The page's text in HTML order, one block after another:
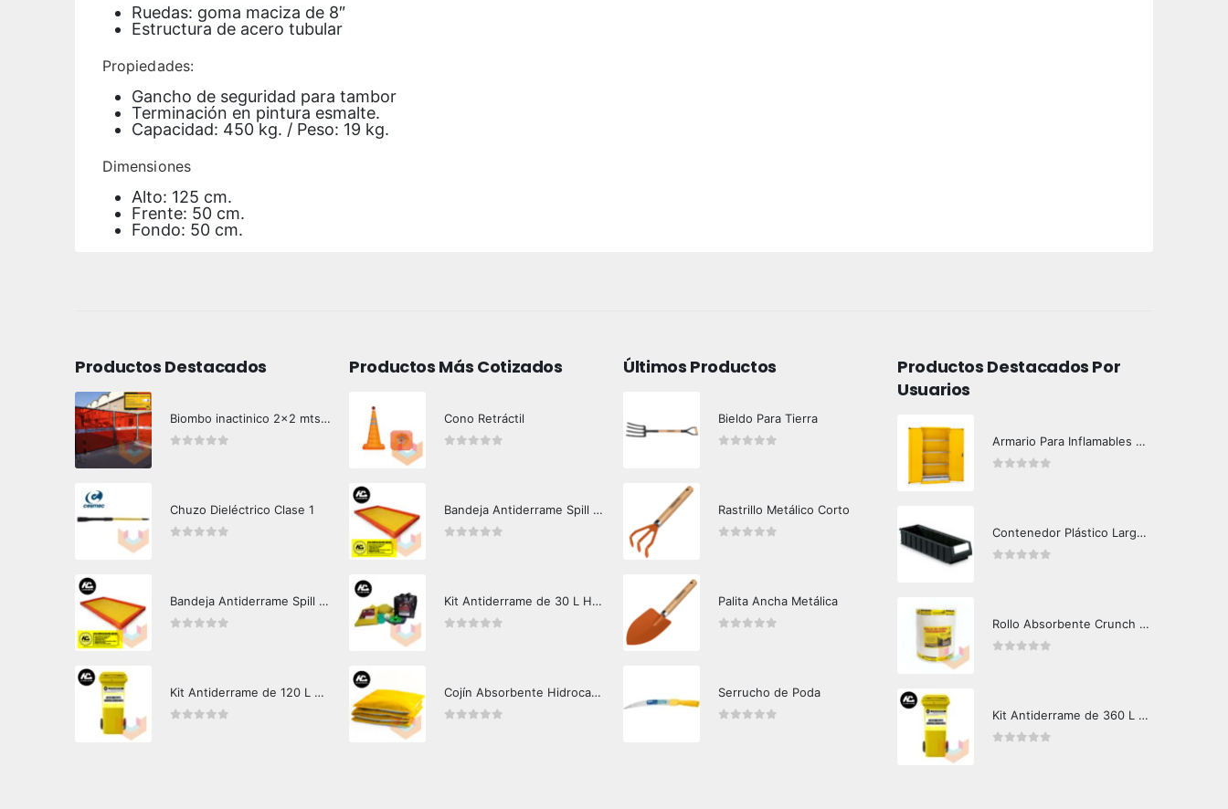
Ruedas: goma maciza de 8″
Estructura de acero tubular
Propiedades:
Gancho de seguridad para tambor
Terminación en pintura esmalte.
Capacidad: 450 kg. / Peso: 19 kg.
Dimensiones
Alto: 125 cm.
Frente: 50 cm.
Fondo: 50 cm.
Productos Destacados
Biombo inactinico 2x2 mts Hazard Control
Chuzo Dieléctrico Clase 1
Bandeja Antiderrame Spill Barrier 346 litros Certificada
Kit Antiderrame de 120 L Hazard Control (Hidrocarburos - Biodegradable)
Productos Más Cotizados
Cono Retráctil
Bandeja Antiderrame Spill Barrier 117 lts Certificada
Kit Antiderrame de 30 L Hazard Control (Hidrocarburos - Biodegradable)
Cojín Absorbente Hidrocarburos Hazard Control
Últimos Productos
Bieldo Para Tierra
Rastrillo Metálico Corto
Palita Ancha Metálica
Serrucho de Poda
Productos Destacados Por
Usuarios
Armario Para Inflamables Grande
Contenedor Plástico Largo 601606
Rollo Absorbente Crunch Oil 50mts
Kit Antiderrame de 360 L Hazard Control (Hidrocarburos - Biodegradable)